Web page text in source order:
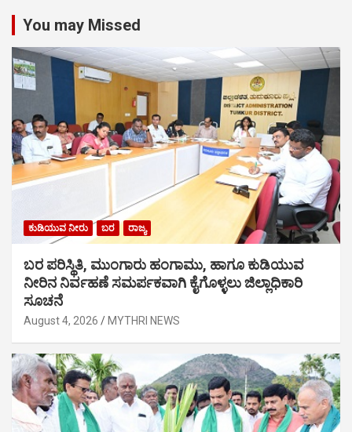
You may Missed
ಕುಡಿಯುವ ನೀರು ಬರ ರಾಜ್ಯ
ಬರ ಪರಿಸ್ಥಿತಿ, ಮುಂಗಾರು ಹಂಗಾಮು, ಹಾಗೂ ಕುಡಿಯುವ
ನೀರಿನ ನಿರ್ವಹಣೆ ಸಮರ್ಪಕವಾಗಿ ಕೈಗೊಳ್ಳಲು ಜಿಲ್ಲಾಧಿಕಾರಿ
ಸೂಚನೆ
August 4, 2026 MYTHRI NEWS